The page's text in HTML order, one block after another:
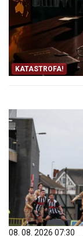
KATASTROFA!
08. 08. 2026 07:30